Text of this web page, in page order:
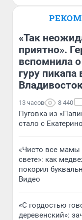
«Так
приятно».
вспомнила
гуру пикапа
13 часов 8 440
Пуговка из
стало с
«Чисто все мамы
свете»: как
покорил
Видео
«С гордостью
деревенский»: